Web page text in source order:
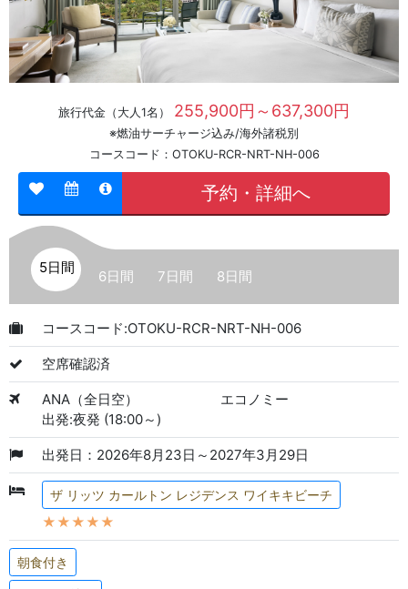
旅行代金（大人1名） 255,900円～637,300円
※燃油サーチャージ込み/海外諸税別
コースコード：OTOKU-RCR-NRT-NH-006
予約・詳細へ
5日間
6日間 7日間 8日間
コースコード:OTOKU-RCR-NRT-NH-006
空席確認済
ANA（全日空）
エコノミー
出発:夜発 (18:00～)
出発日：2026年8月23日～2027年3月29日
ザ リッツ カールトン レジデンス ワイキキビーチ
★★★★★
朝食付き